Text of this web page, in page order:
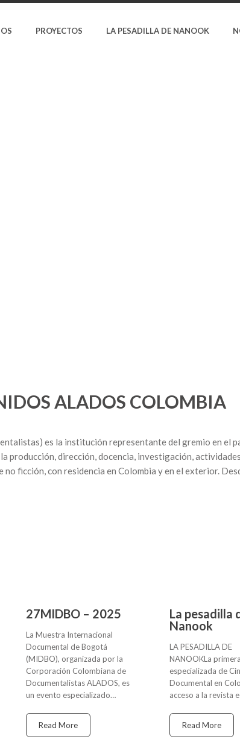
PROYECTOS LA PESADILLA DE NANOOK
ALADOS COLOMBIA
es la institución representante del gremio en el
producción, dirección, docencia, investigación,
no ficción, con residencia en Colombia y en el exterior.
27MIDBO – 2025
La Muestra Internacional
Documental de Bogotá
(MIDBO), organizada por la
Corporación Colombiana de
Documentalistas ALADOS, es
un evento especializado…
Read More
La pesadilla
Nanook
LA PESADILLA DE
NANOOKLa
especializada de
Documental en
acceso a la revista
Read More